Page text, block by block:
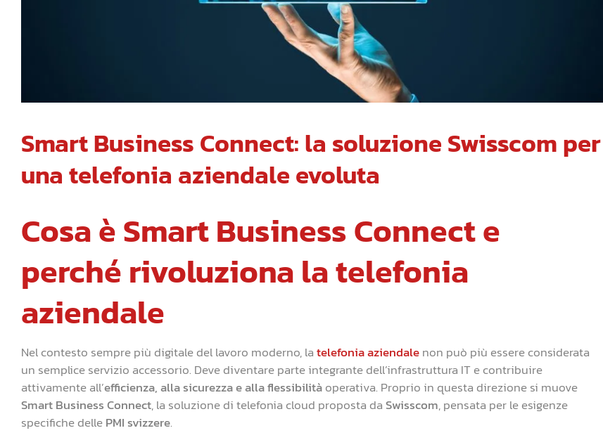
Smart Business Connect: la soluzione Swisscom per
una telefonia aziendale evoluta
Cosa è Smart Business Connect e
perché rivoluziona la telefonia
aziendale
Nel contesto sempre più digitale del lavoro moderno, latelefonia aziendalenon può più essere considerata
un semplice servizio accessorio. Deve diventare parte integrante dell’infrastruttura IT e contribuire
attivamente all’efficienza, alla sicurezza e alla flessibilitàoperativa. Proprio in questa direzione si muove
Smart Business Connect, la soluzione di telefonia cloud proposta daSwisscom, pensata per le esigenze
specifiche dellePMI svizzere.